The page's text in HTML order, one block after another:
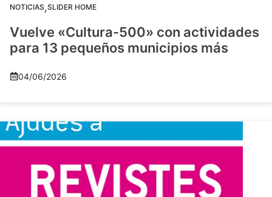
NOTICIAS,SLIDER HOME
Vuelve «Cultura-500» con actividades
para 13 pequeños municipios más
04/06/2026